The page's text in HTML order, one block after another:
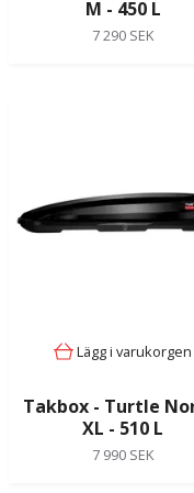
M - 450 L
7 290 SEK
Lägg i varukorgen
Takbox - Turtle
XL - 510 L
7 990 SEK